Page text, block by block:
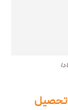
تحصیل